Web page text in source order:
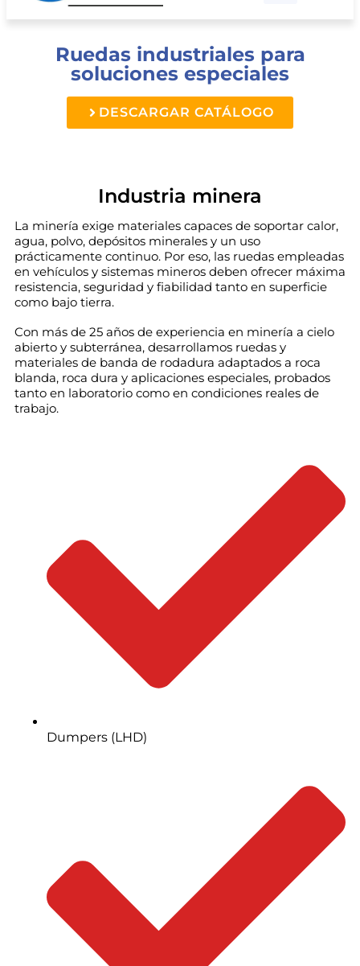
Ruedas industriales para
soluciones especiales
DESCARGAR CATÁLOGO
Industria minera
La minería exige materiales capaces de soportar calor,
agua, polvo, depósitos minerales y un uso
prácticamente continuo. Por eso, las ruedas empleadas
en vehículos y sistemas mineros deben ofrecer máxima
resistencia, seguridad y fiabilidad tanto en superficie
como bajo tierra.
Con más de 25 años de experiencia en minería a cielo
abierto y subterránea, desarrollamos ruedas y
materiales de banda de rodadura adaptados a roca
blanda, roca dura y aplicaciones especiales, probados
tanto en laboratorio como en condiciones reales de
trabajo.
Dumpers (LHD)